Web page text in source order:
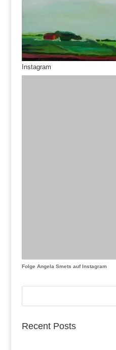
Instagram
Folge Angela Smets auf Instagram
Recent Posts